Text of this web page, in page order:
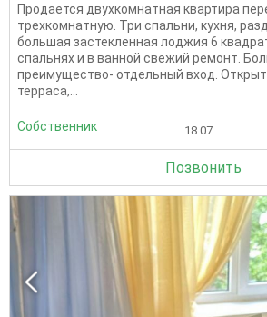
Продается двухкомнатная квартира
трехкомнатную. Три спальни, кухня,
большая застекленная лоджия 6
спальнях и в ванной свежий ремонт.
преимущество- отдельный вход.
терраса,...
Собственник 18.07
Позвонить